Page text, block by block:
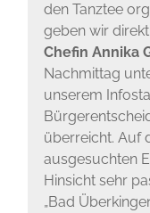
den Tanztee
geben wir
Chefin Annika
Nachmittag
unserem
überreicht. Auf
ausgesuchten
Hinsicht sehr
„Bad